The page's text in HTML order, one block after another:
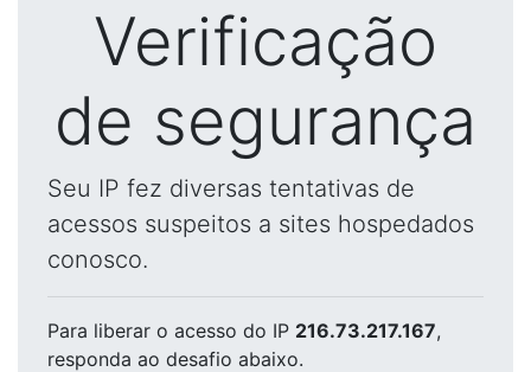
Verificação
de segurança
Seu IP fez diversas tentativas de
acessos suspeitos a sites hospedados
conosco.
Para liberar o acesso do IP 216.73.217.167,
responda ao desafio abaixo.